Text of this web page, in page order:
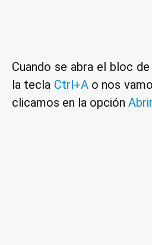
Cuando se abra el bloc
la tecla Ctrl+Ao nos
clicamos en la opción Abrir